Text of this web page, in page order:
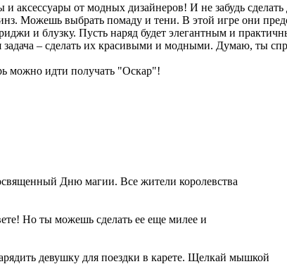
от модных дизайнеров! И не забудь
Можешь выбрать помаду и тени. В этой игре они
и блузку. Пусть наряд будет элегантным и
– сделать их красивыми и модными. Думаю, ты
можно идти получать "Оскар"!
Дню магии. Все жители королевства
Но ты можешь сделать ее еще милее и
девушку для поездки в карете. Щелкай мышкой